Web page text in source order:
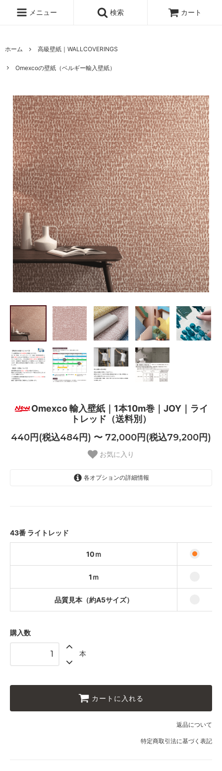
メニュー 検索 カート
ホーム 高級壁紙｜WALLCOVERINGS
Omexcoの壁紙（ベルギー輸入壁紙）
Omexco 輸入壁紙｜1本10m巻｜JOY｜ライ
トレッド（送料別）
440円(税込484円) 〜 72,000円(税込79,200円)
お気に入り
各オプションの詳細情報
品質見本（約A5サイズ）
43番 ライトレッド
10ｍ
1ｍ
品質見本（約A5サイズ）
購入数
本
カートに入れる
返品について
特定商取引法に基づく表記